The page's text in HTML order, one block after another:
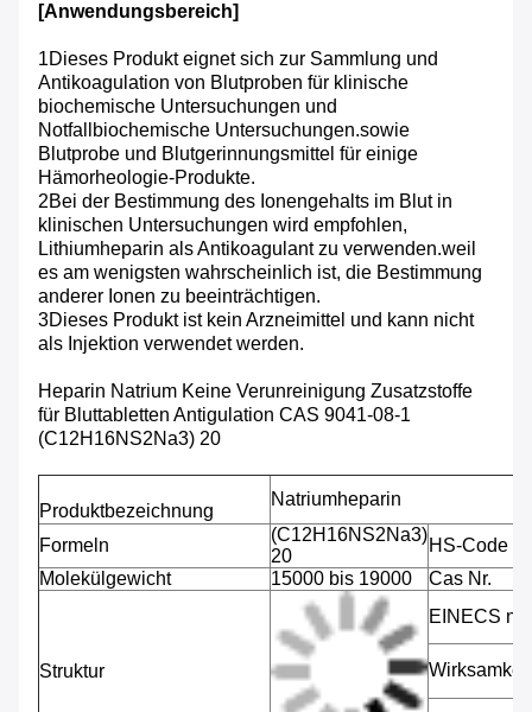
[Anwendungsbereich]
1Dieses Produkt eignet sich zur Sammlung und
Antikoagulation von Blutproben für klinische
biochemische Untersuchungen und
Notfallbiochemische Untersuchungen.sowie
Blutprobe und Blutgerinnungsmittel für einige
Hämorheologie-Produkte.
2Bei der Bestimmung des Ionengehalts im Blut in
klinischen Untersuchungen wird empfohlen,
Lithiumheparin als Antikoagulant zu verwenden.weil
es am wenigsten wahrscheinlich ist, die Bestimmung
anderer Ionen zu beeinträchtigen.
3Dieses Produkt ist kein Arzneimittel und kann nicht
als Injektion verwendet werden.
Heparin Natrium Keine Verunreinigung Zusatzstoffe
für Bluttabletten Antigulation CAS 9041-08-1
(C12H16NS2Na3) 20
Produktbezeichnung
Natriumheparin
Formeln
(C12H16NS2Na3)
20
HS-Code
Molekülgewicht
15000 bis 19000 Cas Nr.
Struktur
EINECS
Wirksamkeit